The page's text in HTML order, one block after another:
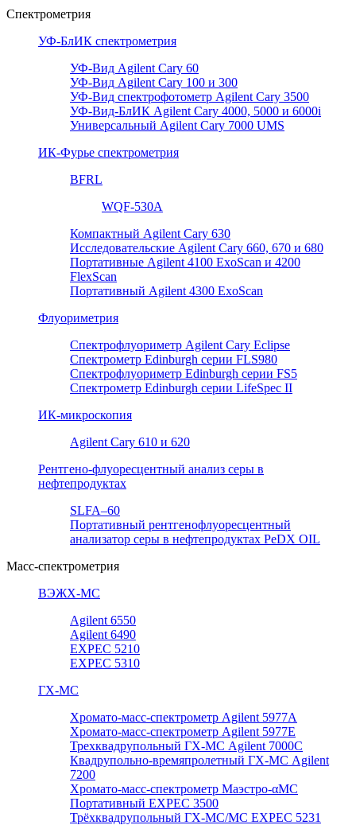
Спектрометрия
УФ-БлИК спектрометрия
УФ-Вид Agilent Cary 60
УФ-Вид Agilent Cary 100 и 300
УФ-Вид спектрофотометр Agilent Cary 3500
УФ-Вид-БлИК Agilent Cary 4000, 5000 и 6000i
Универсальный Agilent Cary 7000 UMS
ИК-Фурье спектрометрия
BFRL
WQF-530A
Компактный Agilent Cary 630
Исследовательские Agilent Cary 660, 670 и 680
Портативные Agilent 4100 ExoScan и 4200
FlexScan
Портативный Agilent 4300 ExoScan
Флуориметрия
Спектрофлуориметр Agilent Cary Eclipse
Спектрометр Edinburgh серии FLS980
Спектрофлуориметр Edinburgh серии FS5
Спектрометр Edinburgh серии LifeSpec II
ИК-микроскопия
Agilent Cary 610 и 620
Рентгено-флуоресцентный анализ серы в
нефтепродуктах
SLFA–60
Портативный рентгенофлуоресцентный
анализатор серы в нефтепродуктах PeDX OIL
Масс-спектрометрия
ВЭЖХ-МС
Agilent 6550
Agilent 6490
EXPEC 5210
EXPEC 5310
ГХ-МС
Хромато-масс-спектрометр Agilent 5977А
Хромато-масс-спектрометр Agilent 5977E
Трехквадрупольный ГХ-МС Agilent 7000C
Квадрупольно-времяпролетный ГХ-МС Agilent
7200
Хромато-масс-спектрометр Маэстро-αМС
Портативный EXPEC 3500
Трёхквадрупольный ГХ-МС/МС EXPEC 5231